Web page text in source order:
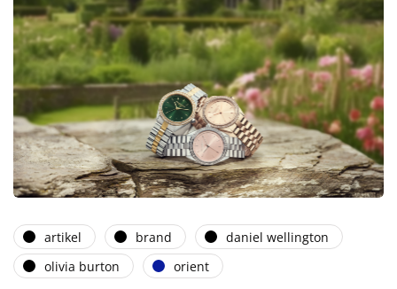
artikel brand
daniel wellington
olivia burton
orient